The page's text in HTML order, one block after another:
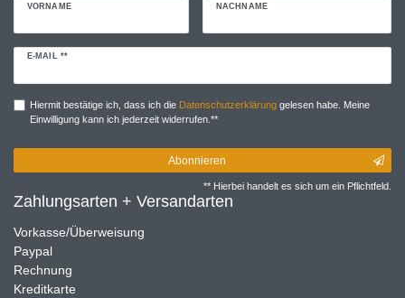
VORNAME NACHNAME
E-MAIL **
Newsletter
Hiermit bestätige ich, dass ich die Daten­schutz­erklärunggelesen habe. Meine
Einwilligung kann ich jederzeit widerrufen.**
Abonnieren
** Hierbei handelt es sich um ein Pflichtfeld.
Zahlungsarten + Versandarten
Vorkasse/Überweisung
Paypal
Rechnung
Kreditkarte